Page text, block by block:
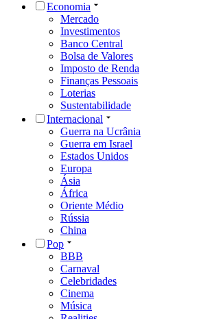
Economia
Mercado
Investimentos
Banco Central
Bolsa de Valores
Imposto de Renda
Finanças Pessoais
Loterias
Sustentabilidade
Internacional
Guerra na Ucrânia
Guerra em Israel
Estados Unidos
Europa
Ásia
África
Oriente Médio
Rússia
China
Pop
BBB
Carnaval
Celebridades
Cinema
Música